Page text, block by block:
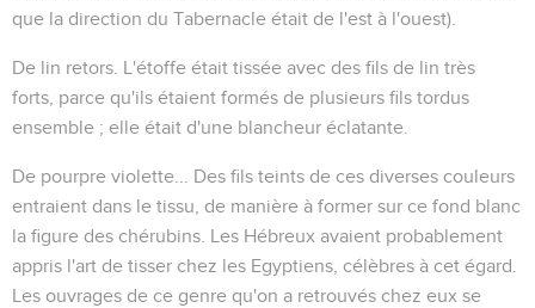
que la direction du Tabernacle était de l'est à l'ouest).
De lin retors . L'étoffe était tissée avec des fils de lin très
forts, parce qu'ils étaient formés de plusieurs fils tordus
ensemble ; elle était d'une blancheur éclatante.
De pourpre violette...
Des fils teints de ces diverses couleurs
entraient dans le tissu, de manière à former sur ce fond blanc
la figure des chérubins. Les Hébreux avaient probablement
appris l'art de tisser chez les Egyptiens, célèbres à cet égard.
Les ouvrages de ce genre qu'on a retrouvés chez eux se